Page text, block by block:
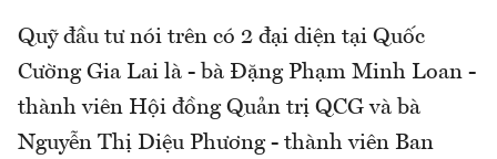
Quỹ đầu tư nói trên có 2 đại diện tại Quốc
Cường Gia Lai là - bà Đặng Phạm Minh Loan -
thành viên Hội đồng Quản trị QCG và bà
Nguyễn Thị Diệu Phương - thành viên Ban